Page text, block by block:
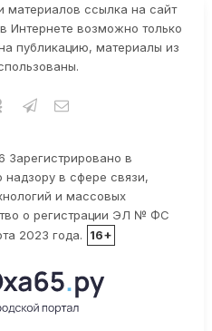
ссылка на сайт
Интернете возможно только
публикацию, материалы из
в
в сфере связи,
и массовых
о регистрации ЭЛ № ФС
2023 года.
16+